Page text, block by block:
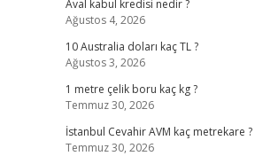
Aval kabul kredisi nedir ?
Ağustos 4, 2026
10 Australia doları kaç TL ?
Ağustos 3, 2026
1 metre çelik boru kaç kg ?
Temmuz 30, 2026
İstanbul Cevahir AVM kaç metrekare ?
Temmuz 30, 2026